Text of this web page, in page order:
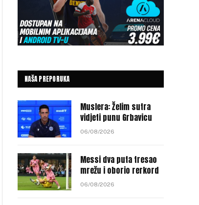
NAŠA PREPORUKA
Muslera: Želim sutra
vidjeti punu Grbavicu
06/08/2026
Messi dva puta tresao
mrežu i oborio rerkord
06/08/2026